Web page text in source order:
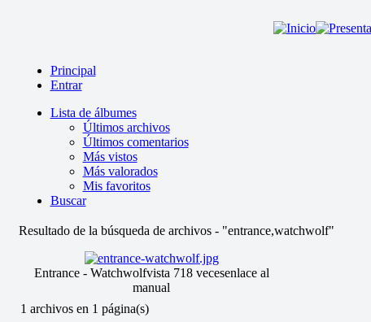
Principal
Entrar
Lista de álbumes
Últimos archivos
Últimos comentarios
Más vistos
Más valorados
Mis favoritos
Buscar
Resultado de la búsqueda de archivos - "entrance,watchwolf"
Entrance - Watchwolfvista 718 vecesenlace al
manual
1 archivos en 1 página(s)